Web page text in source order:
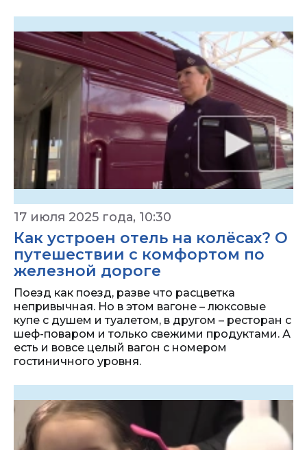
17 июля 2025 года, 10:30
Как устроен отель на колёсах? О
путешествии с комфортом по
железной дороге
Поезд как поезд, разве что расцветка
непривычная. Но в этом вагоне – люксовые
купе с душем и туалетом, в другом – ресторан с
шеф-поваром и только свежими продуктами. А
есть и вовсе целый вагон с номером
гостиничного уровня.